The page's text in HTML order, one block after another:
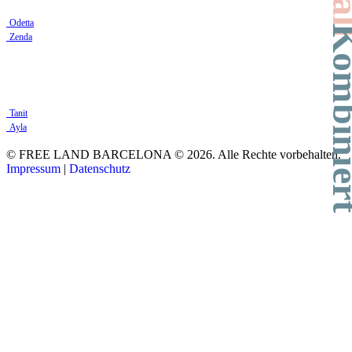
Odetta
Zenda
Tanit
Ayla
© FREE LAND BARCELONA © 2026. Alle Rechte vorbehalten.
Impressum | Datenschutz